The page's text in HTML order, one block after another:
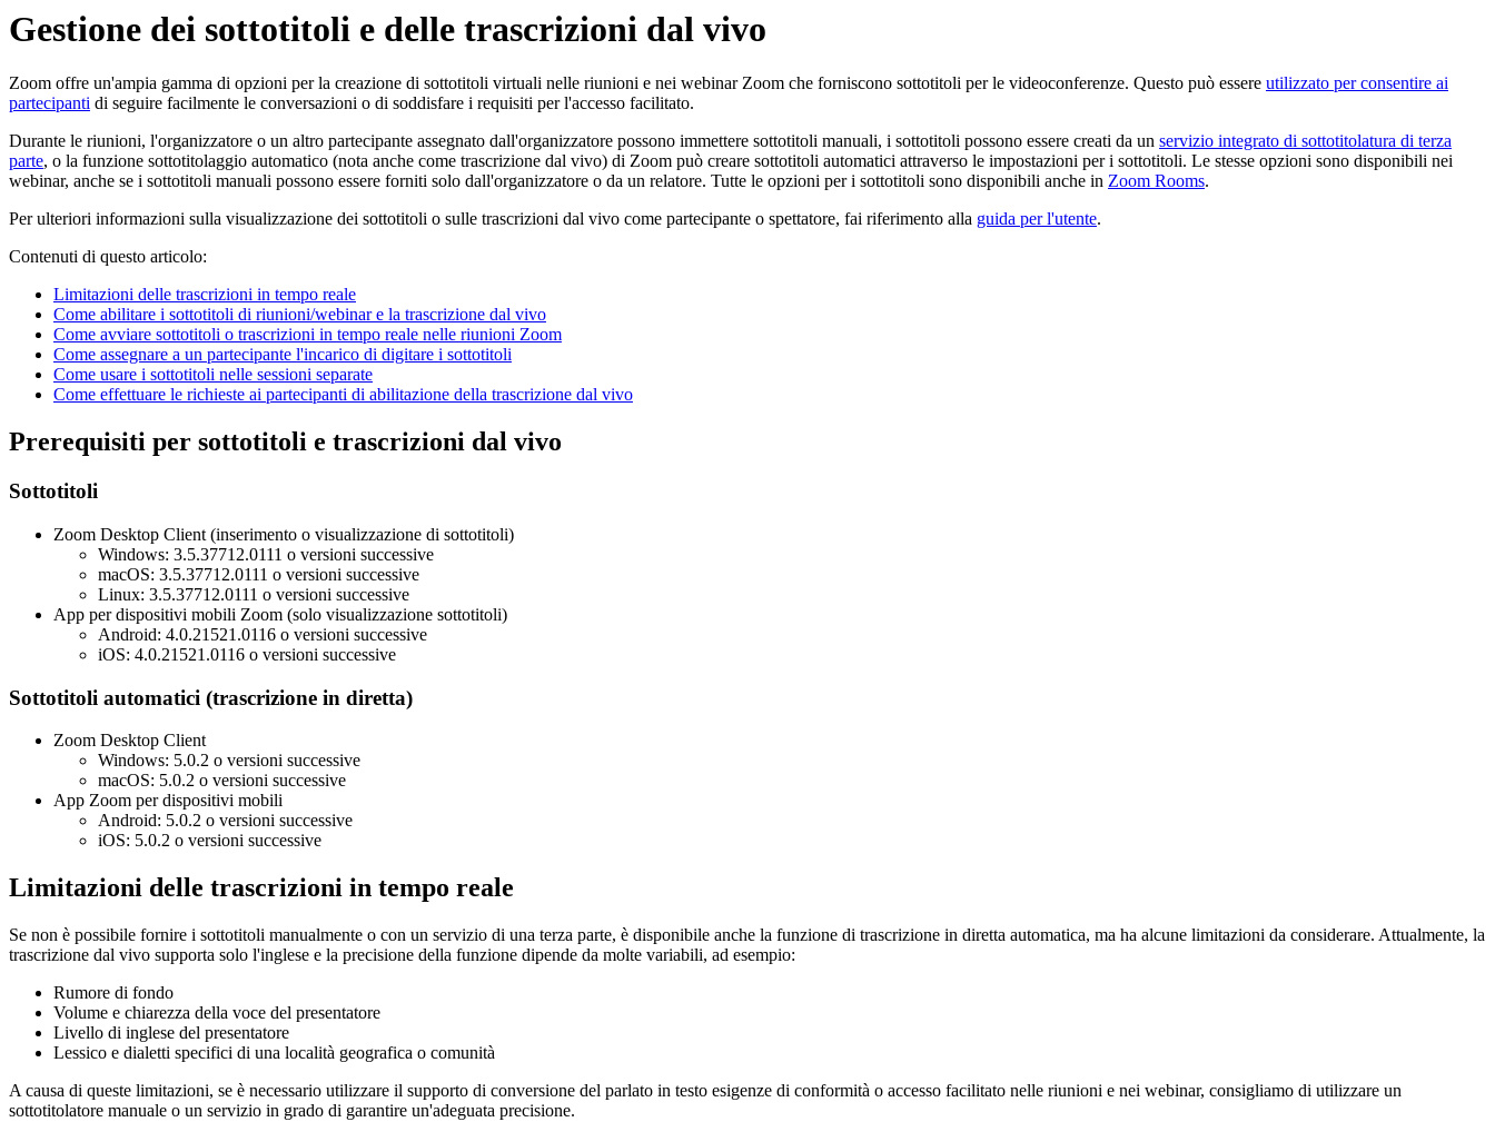
Gestione dei sottotitoli e delle trascrizioni dal vivo
Zoom offre un'ampia gamma di opzioni per la creazione di sottotitoli virtuali nelle riunioni e nei webinar Zoom che forniscono sottotitoli per le videoconferenze. Questo può essere utilizzato per consentire ai
partecipanti di seguire facilmente le conversazioni o di soddisfare i requisiti per l'accesso facilitato.
Durante le riunioni, l'organizzatore o un altro partecipante assegnato dall'organizzatore possono immettere sottotitoli manuali, i sottotitoli possono essere creati da un servizio integrato di sottotitolatura di terza
parte, o la funzione sottotitolaggio automatico (nota anche come trascrizione dal vivo) di Zoom può creare sottotitoli automatici attraverso le impostazioni per i sottotitoli. Le stesse opzioni sono disponibili nei
webinar, anche se i sottotitoli manuali possono essere forniti solo dall'organizzatore o da un relatore. Tutte le opzioni per i sottotitoli sono disponibili anche in Zoom Rooms.
Per ulteriori informazioni sulla visualizzazione dei sottotitoli o sulle trascrizioni dal vivo come partecipante o spettatore, fai riferimento alla guida per l'utente.
Contenuti di questo articolo:
Limitazioni delle trascrizioni in tempo reale
Come abilitare i sottotitoli di riunioni/webinar e la trascrizione dal vivo
Come avviare sottotitoli o trascrizioni in tempo reale nelle riunioni Zoom
Come assegnare a un partecipante l'incarico di digitare i sottotitoli
Come usare i sottotitoli nelle sessioni separate
Come effettuare le richieste ai partecipanti di abilitazione della trascrizione dal vivo
Prerequisiti per sottotitoli e trascrizioni dal vivo
Sottotitoli
Zoom Desktop Client (inserimento o visualizzazione di sottotitoli)
Windows: 3.5.37712.0111 o versioni successive
macOS: 3.5.37712.0111 o versioni successive
Linux: 3.5.37712.0111 o versioni successive
App per dispositivi mobili Zoom (solo visualizzazione sottotitoli)
Android: 4.0.21521.0116 o versioni successive
iOS: 4.0.21521.0116 o versioni successive
Sottotitoli automatici (trascrizione in diretta)
Zoom Desktop Client
Windows: 5.0.2 o versioni successive
macOS: 5.0.2 o versioni successive
App Zoom per dispositivi mobili
Android: 5.0.2 o versioni successive
iOS: 5.0.2 o versioni successive
Limitazioni delle trascrizioni in tempo reale
Se non è possibile fornire i sottotitoli manualmente o con un servizio di una terza parte, è disponibile anche la funzione di trascrizione in diretta automatica, ma ha alcune limitazioni da considerare. Attualmente, la
trascrizione dal vivo supporta solo l'inglese e la precisione della funzione dipende da molte variabili, ad esempio:
Rumore di fondo
Volume e chiarezza della voce del presentatore
Livello di inglese del presentatore
Lessico e dialetti specifici di una località geografica o comunità
A causa di queste limitazioni, se è necessario utilizzare il supporto di conversione del parlato in testo esigenze di conformità o accesso facilitato nelle riunioni e nei webinar, consigliamo di utilizzare un
sottotitolatore manuale o un servizio in grado di garantire un'adeguata precisione.